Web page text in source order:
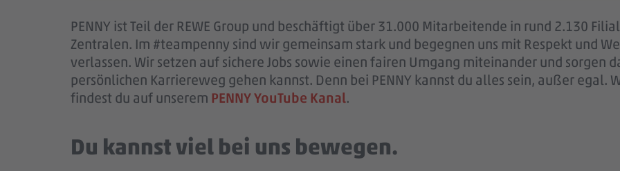
PENNY ist Teil der REWE Group und beschäftigt über 31.000 Mitarbeitende in rund 2.130
Zentralen. Im #teampenny sind wir gemeinsam stark und begegnen uns mit Respekt und
verlassen. Wir setzen auf sichere Jobs sowie einen fairen Umgang miteinander und sorgen
persönlichen Karriereweg gehen kannst. Denn bei PENNY kannst du alles sein, außer egal.
findest du auf unserem PENNY YouTube Kanal.
Du kannst viel bei uns bewegen.